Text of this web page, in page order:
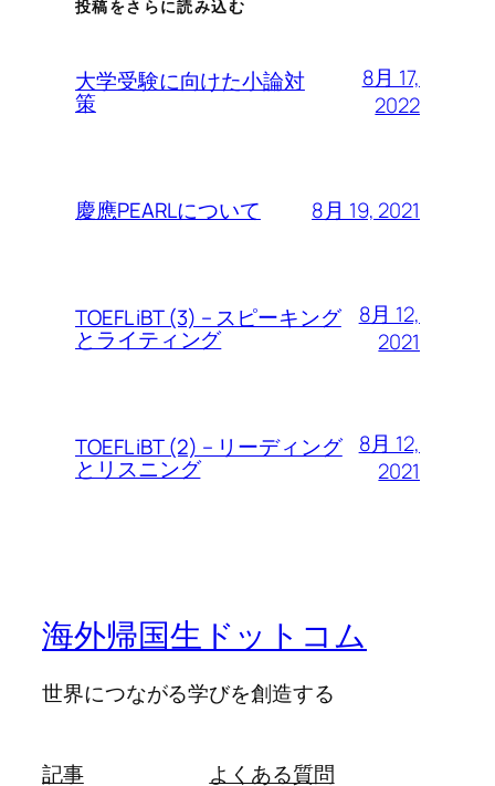
投稿をさらに読み込む
大学受験に向けた小論対
策
8月 17,
2022
慶應PEARLについて 8月 19, 2021
TOEFL iBT (3) – スピーキング
とライティング
8月 12,
2021
TOEFL iBT (2) – リーディング
とリスニング
8月 12,
2021
海外帰国生ドットコム
世界につながる学びを創造する
記事 よくある質問